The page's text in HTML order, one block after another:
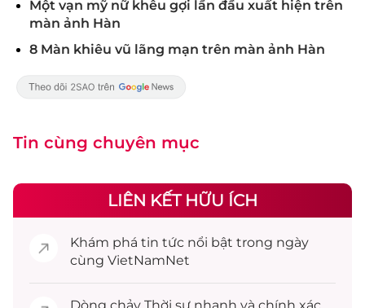
Một vạn mỹ nữ khêu gợi lần đầu xuất hiện trên
màn ảnh Hàn
8 Màn khiêu vũ lãng mạn trên màn ảnh Hàn
Tin cùng chuyên mục
LIÊN KẾT HỮU ÍCH
Khám phá tin tức nổi bật trong ngày
cùng VietNamNet